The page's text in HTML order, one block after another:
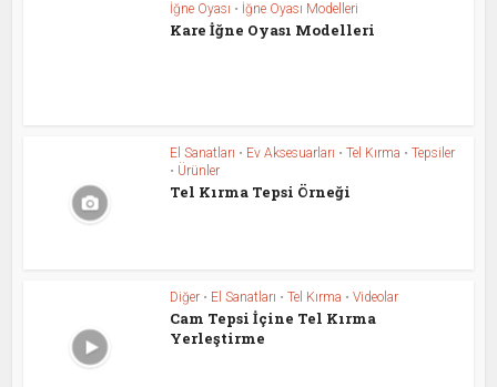
İğne Oyası • İğne Oyası Modelleri
Kare İğne Oyası Modelleri
El Sanatları • Ev Aksesuarları • Tel Kırma • Tepsiler
• Ürünler
Tel Kırma Tepsi Örneği
Diğer • El Sanatları • Tel Kırma • Videolar
Cam Tepsi İçine Tel Kırma
Yerleştirme